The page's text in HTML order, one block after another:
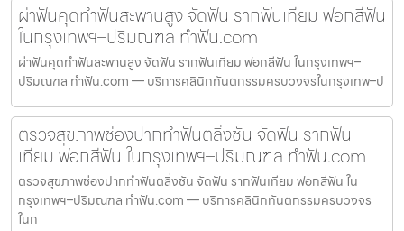
ผ่าฟันคุดทำฟันสะพานสูง จัดฟัน รากฟันเทียม ฟอกสีฟัน
ในกรุงเทพฯ–ปริมณฑล ทำฟัน.com
ผ่าฟันคุดทำฟันสะพานสูง จัดฟัน รากฟันเทียม ฟอกสีฟัน ในกรุงเทพฯ–
ปริมณฑล ทำฟัน.com — บริการคลินิกทันตกรรมครบวงจรในกรุงเทพ–ป
ตรวจสุขภาพช่องปากทำฟันตลิ่งชัน จัดฟัน รากฟัน
เทียม ฟอกสีฟัน ในกรุงเทพฯ–ปริมณฑล ทำฟัน.com
ตรวจสุขภาพช่องปากทำฟันตลิ่งชัน จัดฟัน รากฟันเทียม ฟอกสีฟัน ใน
กรุงเทพฯ–ปริมณฑล ทำฟัน.com — บริการคลินิกทันตกรรมครบวงจร
ในก